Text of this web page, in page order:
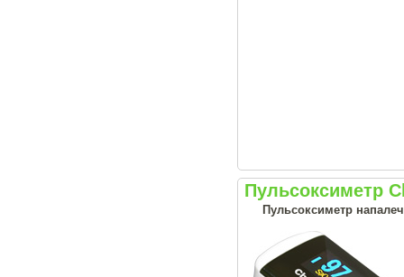
Пульсоксиметр
Пульсоксиметр